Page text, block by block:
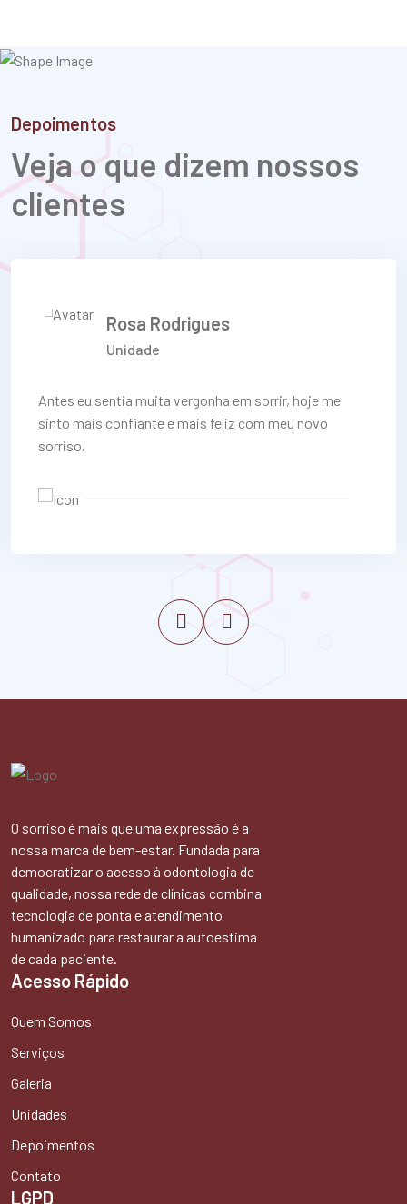
Depoimentos
Veja o que dizem nossos
clientes
Rosa Rodrigues
Unidade
Antes eu sentia muita vergonha em sorrir, hoje me
sinto mais confiante e mais feliz com meu novo
sorriso.
O sorriso é mais que uma expressão é a
nossa marca de bem-estar. Fundada para
democratizar o acesso à odontologia de
qualidade, nossa rede de clínicas combina
tecnologia de ponta e atendimento
humanizado para restaurar a autoestima
de cada paciente.
Acesso Rápido
Quem Somos
Serviços
Galeria
Unidades
Depoimentos
Contato
LGPD